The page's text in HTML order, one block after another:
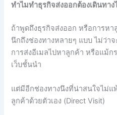
ทำไมทำธุรกิจส่งออกต้องเดินทาง
ถ้าพูดถึงธุรกิจส่งออก หรือการหา
นึกถึงช่องทางหลายๆ แบบ ไม่ว่า
การส่งอีเมลไปหาลูกค้า หรือแม้
เว็บชั้นนำ
แต่มีอีกช่องทางนึงที่น่าสนใจไม่
ลูกค้าด้วยตัวเอง (Direct Visit)